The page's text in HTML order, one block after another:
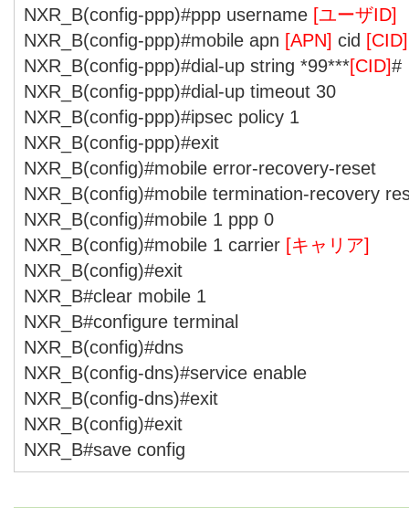
NXR_B(config-ppp)#ppp username [ユーザID]
NXR_B(config-ppp)#mobile apn [APN] cid [CID]
NXR_B(config-ppp)#dial-up string *99***[CID]#
NXR_B(config-ppp)#dial-up timeout 30
NXR_B(config-ppp)#ipsec policy 1
NXR_B(config-ppp)#exit
NXR_B(config)#mobile error-recovery-reset
NXR_B(config)#mobile termination-recovery
NXR_B(config)#mobile 1 ppp 0
NXR_B(config)#mobile 1 carrier [キャリア]
NXR_B(config)#exit
NXR_B#clear mobile 1
NXR_B#configure terminal
NXR_B(config)#dns
NXR_B(config-dns)#service enable
NXR_B(config-dns)#exit
NXR_B(config)#exit
NXR_B#save config